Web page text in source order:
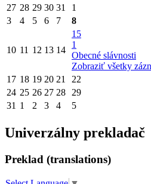
27 28 29 30 31 1
3
4 5 6 7 8
10 11 12 13 14
15
1
Obecné slávnosti
Zobraziť všetky
17 18 19 20 21 22
24 25 26 27 28 29
31 1 2 3 4 5
Univerzálny prekladač
Preklad (translations)